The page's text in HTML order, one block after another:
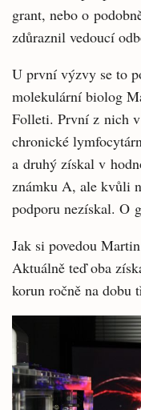
grant, nebo o
zdůraznil vedoucí
U první výzvy se to
molekulární biolog
Folleti. První z nich
chronické
a druhý získal v
známku A, ale kvůli
podporu nezískal. O
Jak si povedou
Aktuálně teď oba
korun ročně na dobu